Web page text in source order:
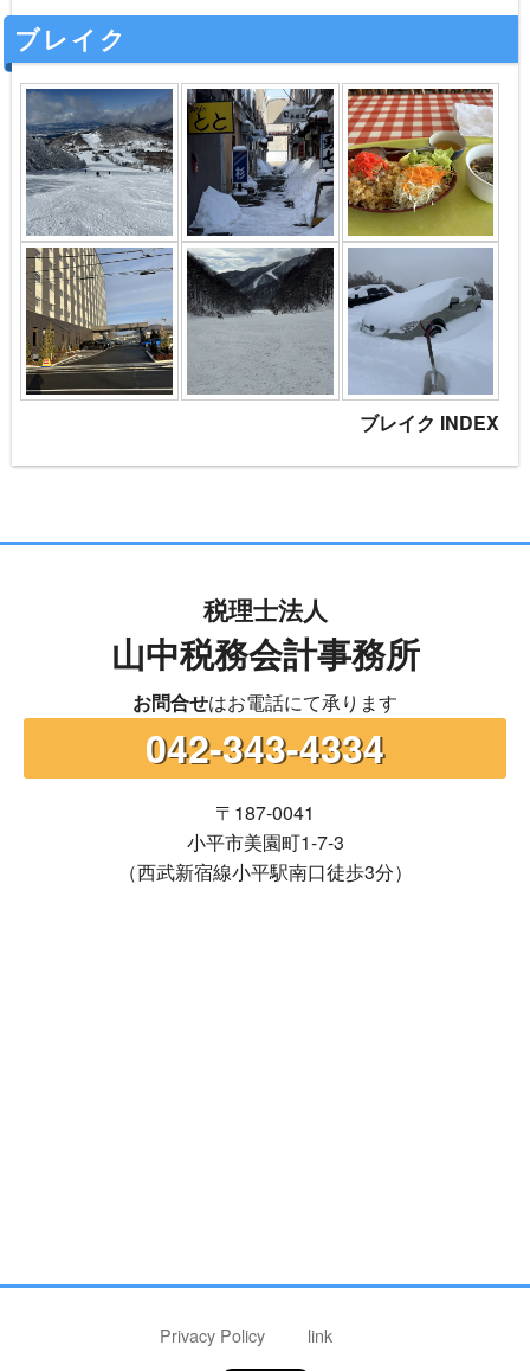
ブレイク
ブレイク INDEX
税理士法人
山中税務会計事務所
お問合せはお電話にて承ります
042-343-4334
〒187-0041
小平市美園町1-7-3
（西武新宿線小平駅南口徒歩3分）
Privacy Policy link